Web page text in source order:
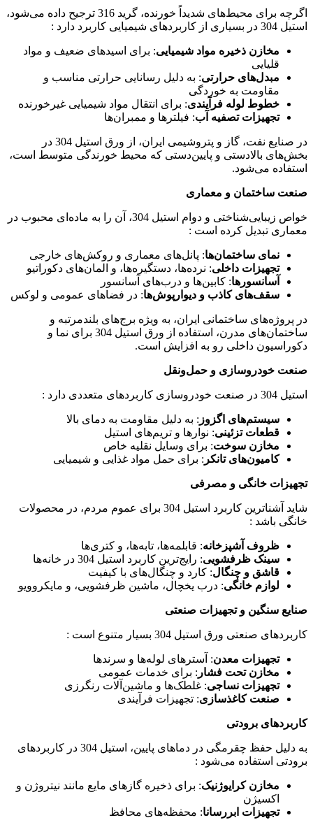
اگرچه برای محیط‌های شدیداً خورنده، گرید 316 ترجیح داده می‌شود،
استیل 304 در بسیاری از کاربردهای شیمیایی کاربرد دارد :
مخازن ذخیره مواد شیمیایی: برای اسیدهای ضعیف و مواد
قلیایی
مبدل‌های حرارتی: به دلیل رسانایی حرارتی مناسب و
مقاومت به خوردگی
خطوط لوله فرآیندی: برای انتقال مواد شیمیایی غیرخورنده
تجهیزات تصفیه آب: فیلترها و ممبران‌ها
در صنایع نفت، گاز و پتروشیمی ایران، از ورق استیل 304 در
بخش‌های بالادستی و پایین‌دستی که محیط خورندگی متوسط است،
استفاده می‌شود.
صنعت ساختمان و معماری
خواص زیبایی‌شناختی و دوام استیل 304، آن را به ماده‌ای محبوب در
معماری تبدیل کرده است :
نمای ساختمان‌ها: پانل‌های معماری و روکش‌های خارجی
تجهیزات داخلی: نرده‌ها، دستگیره‌ها، و المان‌های دکوراتیو
آسانسورها: کابین‌ها و درب‌های آسانسور
سقف‌های کاذب و دیوارپوش‌ها: در فضاهای عمومی و لوکس
در پروژه‌های ساختمانی ایران، به ویژه برج‌های بلندمرتبه و
ساختمان‌های مدرن، استفاده از ورق استیل 304 برای نما و
دکوراسیون داخلی رو به افزایش است.
صنعت خودروسازی و حمل‌ونقل
استیل 304 در صنعت خودروسازی کاربردهای متعددی دارد :
سیستم‌های اگزوز : به دلیل مقاومت به دمای بالا
قطعات تزئینی: نوارها و تریم‌های استیل
مخازن سوخت: برای وسایل نقلیه خاص
کامیون‌های تانکر : برای حمل مواد غذایی و شیمیایی
تجهیزات خانگی و مصرفی
شاید آشناترین کاربرد استیل 304 برای عموم مردم، در محصولات
خانگی باشد :
ظروف آشپزخانه: قابلمه‌ها، تابه‌ها، و کتری‌ها
سینک ظرفشویی: رایج‌ترین کاربرد استیل 304 در خانه‌ها
قاشق و چنگال: کارد و چنگال‌های با کیفیت
لوازم خانگی: درب یخچال، ماشین ظرفشویی، و مایکروویو
صنایع سنگین و تجهیزات صنعتی
کاربردهای صنعتی ورق استیل 304 بسیار متنوع است :
تجهیزات معدن: آسترهای لوله‌ها و سرندها
مخازن تحت فشار : برای خدمات عمومی
تجهیزات نساجی: غلطک‌ها و ماشین‌آلات رنگرزی
صنعت کاغذسازی: تجهیزات فرآیندی
کاربردهای برودتی
به دلیل حفظ چقرمگی در دماهای پایین، استیل 304 در کاربردهای
برودتی استفاده می‌شود :
مخازن کرایوژنیک: برای ذخیره گازهای مایع مانند نیتروژن و
اکسیژن
تجهیزات ابررسانا: محفظه‌های محافظ